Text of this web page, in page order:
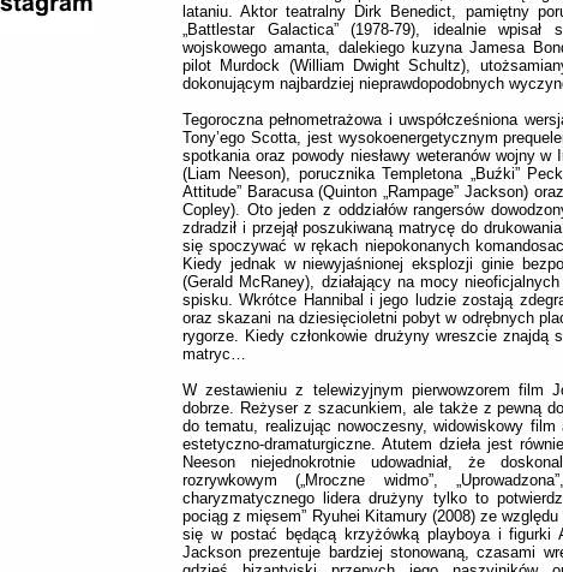
lataniu. Aktor teatralny Dirk Benedict, pamiętny
„Battlestar Galactica” (1978-79), idealnie wpisał
wojskowego amanta, dalekiego kuzyna Jamesa
pilot Murdock (William Dwight Schultz),
dokonującym najbardziej nieprawdopodobnych
Tegoroczna pełnometrażowa i uwspółcześniona
Tony’ego Scotta, jest wysokoenergetycznym
spotkania oraz powody niesławy weteranów wojny w
(Liam Neeson), porucznika Templetona „Buźki”
Attitude” Baracusa (Quinton „Rampage” Jackson)
Copley). Oto jeden z oddziałów rangersów
zdradził i przejął poszukiwaną matrycę do
się spoczywać w rękach niepokonanych
Kiedy jednak w niewyjaśnionej eksplozji ginie
(Gerald McRaney), działający na mocy
spisku. Wkrótce Hannibal i jego ludzie zostają
oraz skazani na dziesięcioletni pobyt w odrębnych
rygorze. Kiedy członkowie drużyny wreszcie znajdą
matryc…
W zestawieniu z telewizyjnym pierwowzorem film
dobrze. Reżyser z szacunkiem, ale także z pewną
do tematu, realizując nowoczesny, widowiskowy
estetyczno-dramaturgiczne. Atutem dzieła jest
Neeson niejednokrotnie udowadniał, że
rozrywkowym („Mroczne widmo”,
charyzmatycznego lidera drużyny tylko to
pociąg z mięsem” Ryuhei Kitamury (2008) ze
się w postać będącą krzyżówką playboya i figurki
Jackson prezentuje bardziej stonowaną, czasami